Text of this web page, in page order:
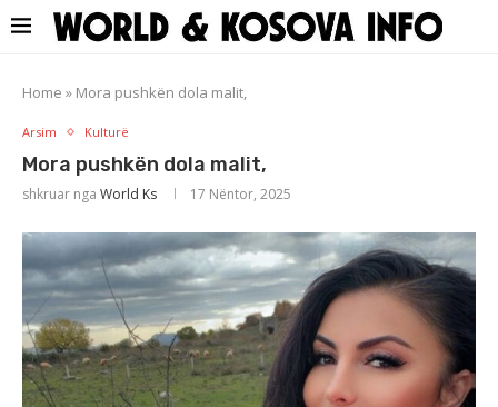
Home » Mora pushkën dola malit,
Arsim Kulturë
Mora pushkën dola malit,
shkruar nga World Ks 17 Nëntor, 2025